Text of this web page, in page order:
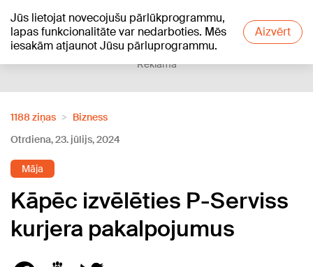
Jūs lietojat novecojušu pārlūkprogrammu,
lapas funkcionalitāte var nedarboties. Mēs
iesakām atjaunot Jūsu pārluprogrammu.
Aizvērt
+18°C
Reklāma
1188 ziņas
Bizness
Otrdiena, 23. jūlijs, 2024
Māja
Kāpēc izvēlēties P-Serviss
kurjera pakalpojumus